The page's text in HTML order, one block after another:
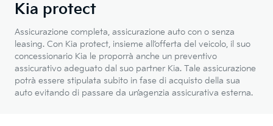
Kia protect
Assicurazione completa, assicurazione auto con o senza
leasing. Con Kia protect, insieme all’offerta del veicolo, il suo
concessionario Kia le proporrà anche un preventivo
assicurativo adeguato dal suo partner Kia. Tale assicurazione
potrà essere stipulata subito in fase di acquisto della sua
auto evitando di passare da un’agenzia assicurativa esterna.